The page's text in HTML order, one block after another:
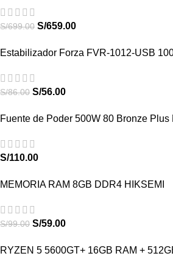
S/699.00 S/659.00
Estabilizador Forza FVR-1012-USB
S/86.00 S/56.00
Fuente de Poder 500W 80 Bronze Plus
S/110.00
MEMORIA RAM 8GB DDR4 HIKSEMI
S/99.00 S/59.00
RYZEN 5 5600GT+ 16GB RAM +